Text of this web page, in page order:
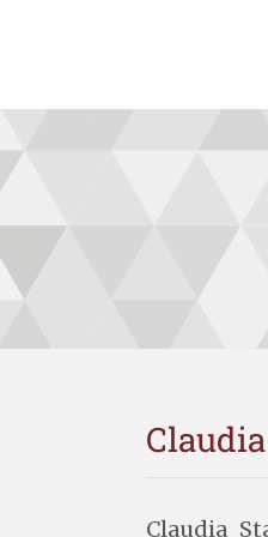
mich
Claudia